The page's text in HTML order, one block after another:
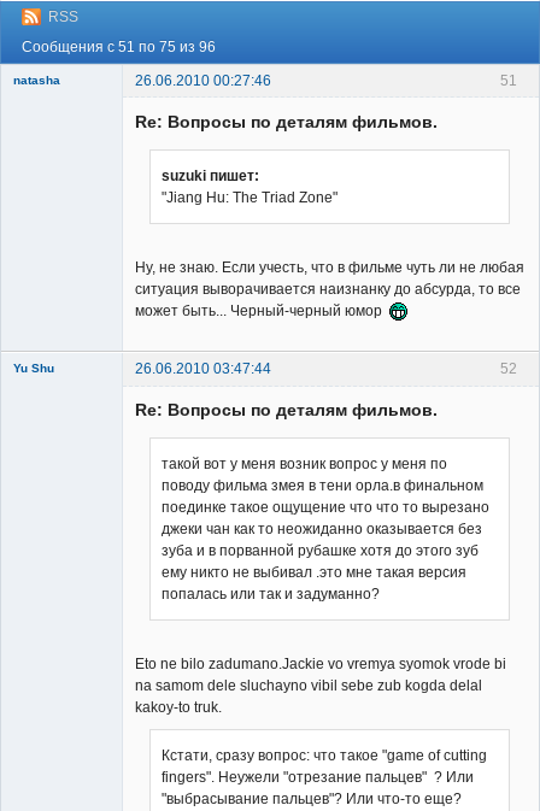
RSS
Сообщения с 51 по 75 из 96
51
natasha 26.06.2010 00:27:46
Re: Вопросы по деталям фильмов.
suzuki пишет:
"Jiang Hu: The Triad Zone"
Ну, не знаю. Если учесть, что в фильме чуть ли не любая
ситуация выворачивается наизнанку до абсурда, то все
может быть... Черный-черный юмор
52
Yu Shu 26.06.2010 03:47:44
Re: Вопросы по деталям фильмов.
такой вот у меня возник вопрос у меня по
поводу фильма змея в тени орла.в финальном
поединке такое ощущение что что то вырезано
джеки чан как то неожиданно оказывается без
зуба и в порванной рубашке хотя до этого зуб
ему никто не выбивал .это мне такая версия
попалась или так и задуманно?
Eto ne bilo zadumano.Jackie vo vremya syomok vrode bi
na samom dele sluchayno vibil sebe zub kogda delal
kakoy-to truk.
Кстати, сразу вопрос: что такое "game of cutting
fingers". Неужели "отрезание пальцев" ? Или
"выбрасывание пальцев"? Или что-то еще?